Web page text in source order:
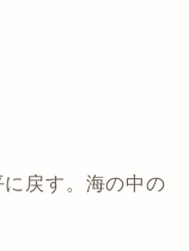
戻す。海の中の